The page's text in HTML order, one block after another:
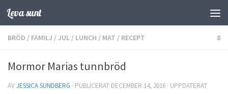
Hoppa till innehåll
Leva sunt
BRÖD / FAMILJ /JUL / LUNCH / MAT / RECEPT 8
Mormor Marias tunnbröd
AVJESSICA SUNDBERG · PUBLICERAT DECEMBER 14, 2016 · UPPDATERAT